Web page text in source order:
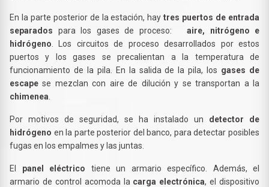
En la parte posterior de la estación, haytres puertos de entrada
separados para los gases de proceso:
aire, nitrógeno e
hidrógeno . Los circuitos de proceso desarrollados por estos
puertos y los gases se precalientan a la temperatura de
funcionamiento de la pila. En la salida de la pila, los gases de
escape se mezclan con aire de dilución y se transportan a la
chimenea
Por motivos de seguridad, se ha instalado un detector de
hidrógeno en la parte posterior del banco, para detectar posibles
fugas en los empalmes y las juntas.
El panel eléctrico tiene un armario específico. Además, el
armario de control acomoda la carga electrónica, el dispositivo